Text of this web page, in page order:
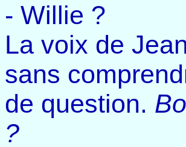
- Willie ?
La voix de
sans
de question.
?